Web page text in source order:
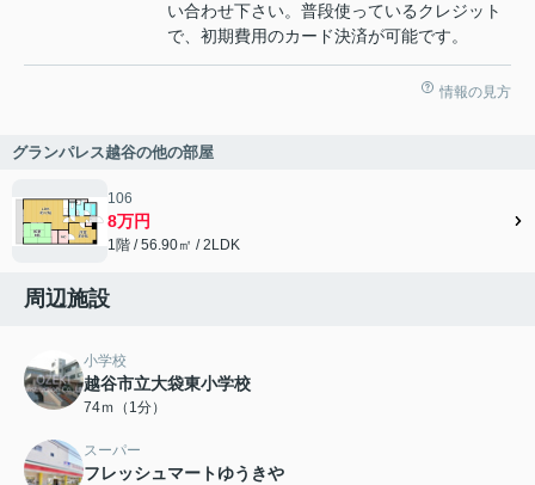
い合わせ下さい。普段使っているクレジット
で、初期費用のカード決済が可能です。
情報の見方
グランパレス越谷の他の部屋
106
8万円
1階 / 56.90㎡ / 2LDK
周辺施設
小学校
越谷市立大袋東小学校
74ｍ（1分）
スーパー
フレッシュマートゆうきや